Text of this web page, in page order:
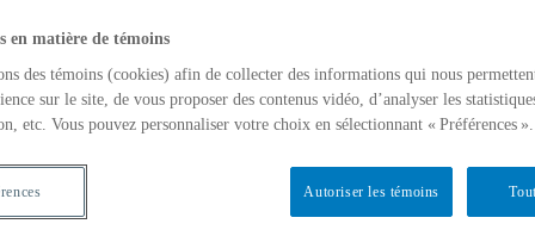
mercredi 8 juillet 2009
audio ou vidéos. Elle offre la possibilité de s’abonner (le plus
sites internet qui offrent ce service. La baladodiffusion est
en matière de témoins
des témoins (cookies) afin de collecter des informations qui nous
sur le site, de vous proposer des contenus vidéo, d’analyser les
etc. Vous pouvez personnaliser votre choix en sélectionnant « Préférences ».
Autoriser les témoins